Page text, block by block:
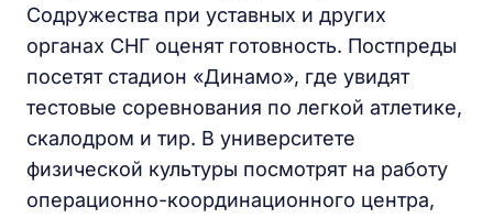
Содружества при уставных и других
органах СНГ оценят готовность. Постпреды
посетят стадион «Динамо», где увидят
тестовые соревнования по легкой атлетике,
скалодром и тир. В университете
физической культуры посмотрят на работу
операционно-координационного центра,